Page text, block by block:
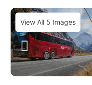
View All 5 Images